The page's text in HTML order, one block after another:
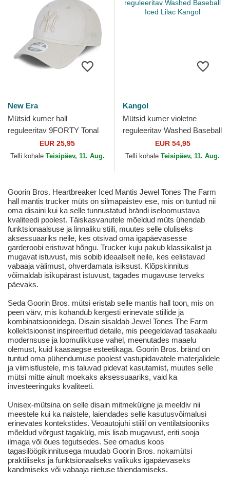
New Era
Mütsid kumer hall
reguleeritav 9FORTY Tonal
New York Yankees MLB
New Era
EUR 25,95
Telli kohale Teisipäev, 11. Aug.
Kangol
Mütsid kumer violetne
reguleeritav Washed Baseball
Iced Lilac Kangol
EUR 54,95
Telli kohale Teisipäev, 11. Aug.
Goorin Bros. Heartbreaker Iced Mantis Jewel Tones The Farm
hall mantis trucker müts on silmapaistev ese, mis on tuntud nii
oma disaini kui ka selle tunnustatud brändi iseloomustava
kvaliteedi poolest. Täiskasvanutele mõeldud müts ühendab
funktsionaalsuse ja linnaliku stiili, muutes selle oluliseks
aksessuaariks neile, kes otsivad oma igapäevasesse
garderoobi eristuvat hõngu. Trucker kuju pakub klassikalist ja
mugavat istuvust, mis sobib ideaalselt neile, kes eelistavad
vabaaja välimust, ohverdamata isiksust. Klõpskinnitus
võimaldab isikupärast istuvust, tagades mugavuse terveks
päevaks.
Seda Goorin Bros. mütsi eristab selle mantis hall toon, mis on
peen värv, mis kohandub kergesti erinevate stiilide ja
kombinatsioonidega. Disain sisaldab Jewel Tones The Farm
kollektsioonist inspireeritud detaile, mis peegeldavad tasakaalu
modernsuse ja loomulikkuse vahel, meenutades maaelu
olemust, kuid kaasaegse esteetikaga. Goorin Bros. bränd on
tuntud oma pühendumuse poolest vastupidavatele materjalidele
ja viimistlustele, mis taluvad pidevat kasutamist, muutes selle
mütsi mitte ainult moekaks aksessuaariks, vaid ka
investeeringuks kvaliteeti.
Unisex-mütsina on selle disain mitmekülgne ja meeldiv nii
meestele kui ka naistele, laiendades selle kasutusvõimalusi
erinevates kontekstides. Veoautojuhi stiilil on ventilatsiooniks
mõeldud võrgust tagakülg, mis lisab mugavust, eriti sooja
ilmaga või õues tegutsedes. See omadus koos
tagasilöögikinnitusega muudab Goorin Bros. nokamütsi
praktiliseks ja funktsionaalseks valikuks igapäevaseks
kandmiseks või vabaaja riietuse täiendamiseks.